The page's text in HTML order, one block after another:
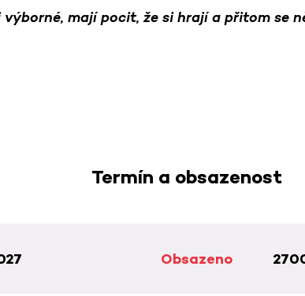
mají pocit, že si hrají a přitom se
Termín a obsazenost
Obsazeno